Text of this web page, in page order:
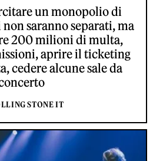
un monopolio di
saranno separati, ma
200 milioni di multa,
aprire il ticketing
cedere alcune sale da
STONE IT